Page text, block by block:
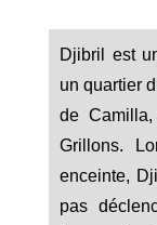
Djibril est
un quartier
de
Grillons.
enceinte,
pas